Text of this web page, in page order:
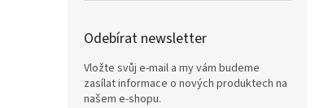
Odebírat newsletter
Vložte svůj e-mail a my vám budeme
zasílat informace o nových produktech na
našem e-shopu.